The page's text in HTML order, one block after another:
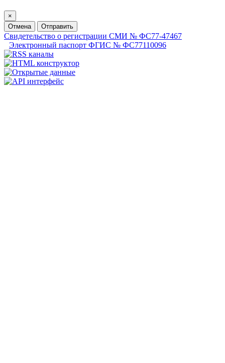
×
Отмена
Отправить
Свидетельство о регистрации СМИ № ФС77-47467
Электронный паспорт ФГИС № ФС77110096